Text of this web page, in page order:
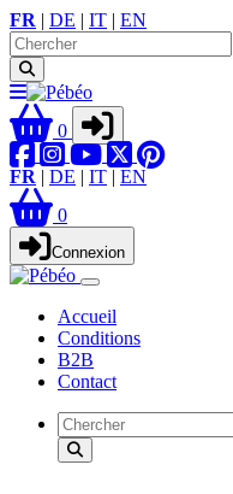
FR | DE | IT | EN
0
FR | DE | IT | EN
0
Connexion
Accueil
Conditions
B2B
Contact